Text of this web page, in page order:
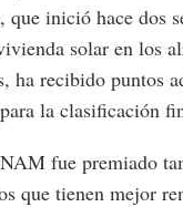
que inició hace dos
solar en los
ha recibido puntos
la clasificación
fue premiado
que tienen mejor